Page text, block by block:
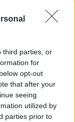
third parties, or
for
opt-out
that after your
seeing
utilized by
parties prior to
és
a
tűnik,
a